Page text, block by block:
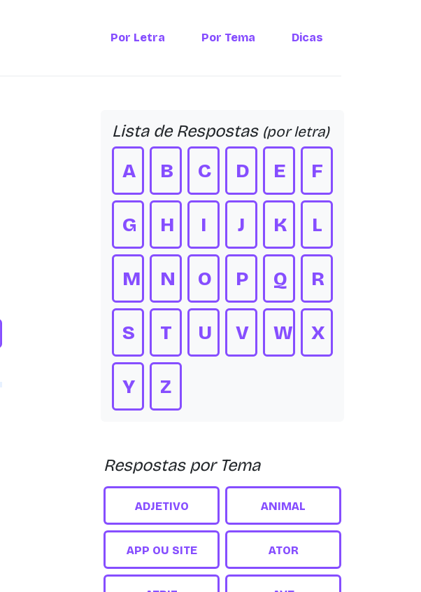
Por Letra Por Tema Dicas
Lista de Respostas (por letra)
A B C D E F
G H I J K L
M N O P Q R
S T U V W X
Y Z
Respostas por Tema
ADJETIVO ANIMAL
APP OU SITE ATOR